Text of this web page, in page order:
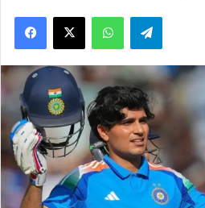
Facebook
X WhatsAppTelegram